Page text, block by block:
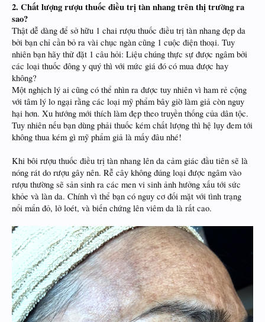
2. Chất lượng rượu thuốc điều trị tàn nhang trên thị trường ra
sao?
Thật dễ dàng để sở hữu 1 chai rượu thuốc điều trị tàn nhang đẹp da
bởi bạn chỉ cần bỏ ra vài chục ngàn cũng 1 cuộc điện thoại. Tuy
nhiên bạn hãy thử đặt 1 câu hỏi: Liệu chúng thực sự được ngâm bởi
các loại thuốc đông y quý thì với mức giá đó có mua được hay
không?
Một nghịch lý ai cũng có thể nhìn ra được tuy nhiên vì ham rẻ cộng
với tâm lý lo ngại rằng các loại mỹ phẩm bây giờ làm giả còn nguy
hại hơn. Xu hướng mới thích làm đẹp theo truyền thống của dân tộc.
Tuy nhiên nếu bạn dùng phải thuốc kém chất lượng thì hệ lụy đem tới
không thua kém gì mỹ phẩm giả là mấy đâu nhé!
Khi bôi rượu thuốc điều trị tàn nhang lên da cảm giác đầu tiên sẽ là
nóng rát do rượu gây nên. Rễ cây không đúng loại được ngâm vào
rượu thường sẽ sản sinh ra các men vi sinh ảnh hưởng xấu tới sức
khỏe và làn da. Chính vì thể bạn có nguy cơ đối mặt với tình trạng
nổi mẩn đỏ, lở loét, và biến chứng lên viêm da là rất cao.